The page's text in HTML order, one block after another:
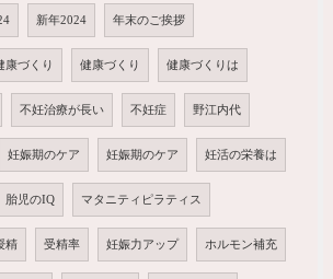
新年2024 年末のご挨拶
康づくり 健康づくり 健康づくりは
不妊治療が長い 不妊症 野江内代
妊娠期のケア 妊娠期のケア 妊活の栄養は
胎児のIQ マタニティピラティス
精 受精率 妊娠力アップ ホルモン補充